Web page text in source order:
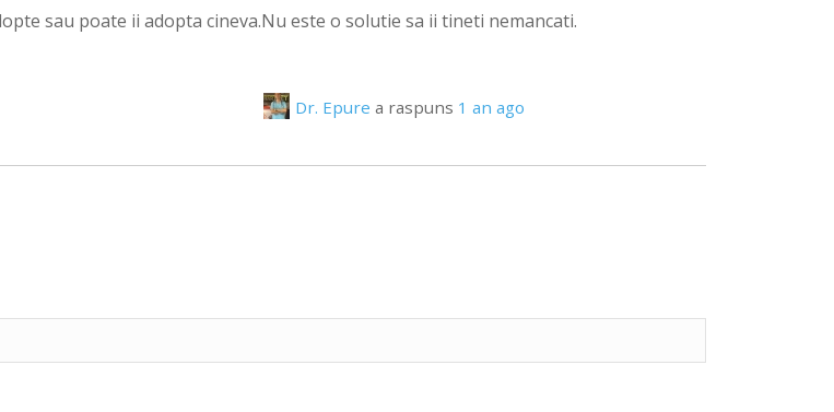
sau poate ii adopta cineva.Nu este o solutie sa ii tineti nemancati.
Dr. Epure a raspuns 1 an ago